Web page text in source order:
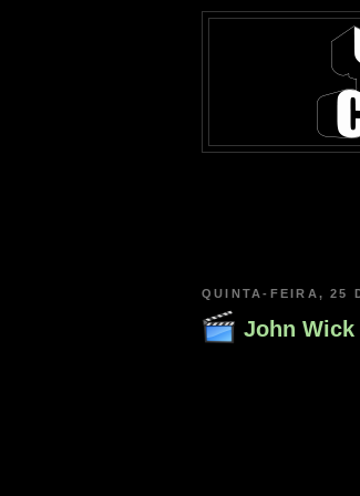
QUINTA-FEIRA, 25
John Wick